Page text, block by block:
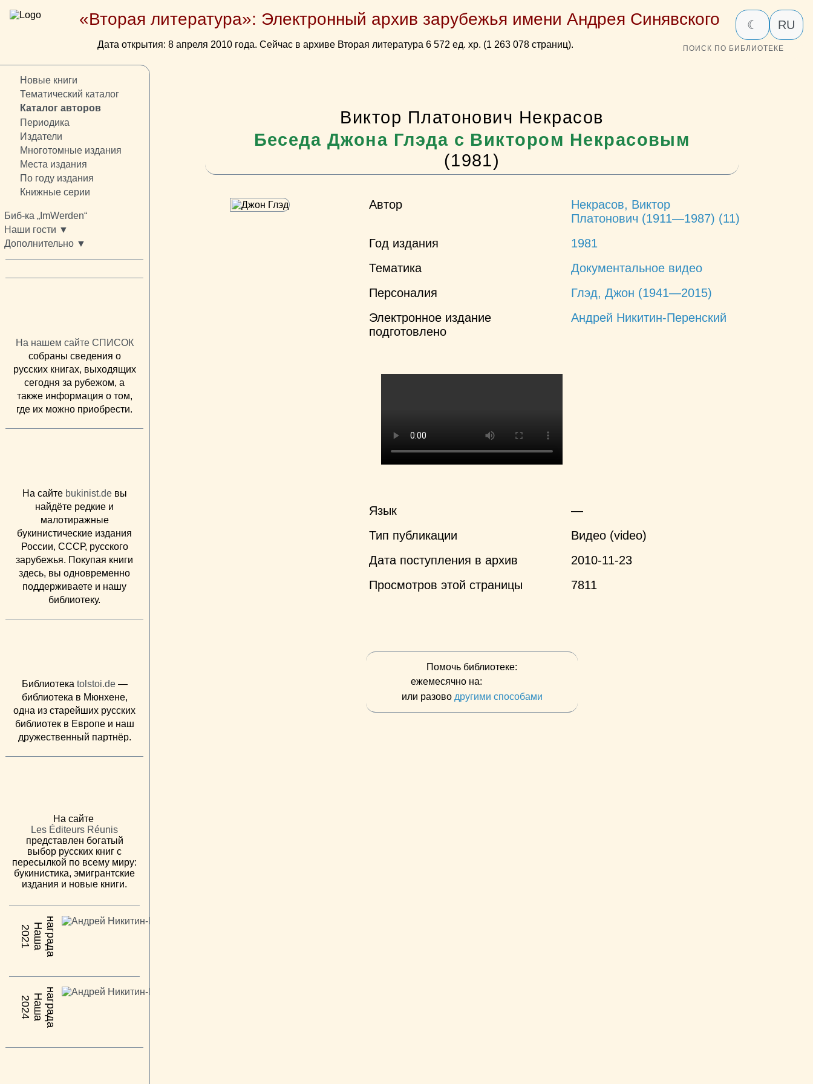
«Вторая литература»: Электронный архив зарубежья имени Андрея Синявского
Дата открытия: 8 апреля 2010 года. Сейчас в архиве Вторая литература 6 572 ед. хр. (1 263 078 страниц).
☾ RU
ПОИСК ПО БИБЛИОТЕКЕ
Новые книги
Тематический каталог
Каталог авторов
Периодика
Издатели
Многотомные издания
Места издания
По году издания
Книжные серии
Биб-ка „ImWerden“
Наши гости ▼
Дополнительно ▼
На нашем сайте СПИСОК
собраны сведения о
русских книгах, выходящих
сегодня за рубежом, а
также информация о том,
где их можно приобрести.
На сайте bukinist.deвы
найдёте редкие и
малотиражные
букинистические издания
России, СССР, русского
зарубежья. Покупая книги
здесь, вы одновременно
поддерживаете и нашу
библиотеку.
Библиотека tolstoi.de—
библиотека в Мюнхене,
одна из старейших русских
библиотек в Европе и наш
дружественный партнёр.
На сайте
Les Éditeurs Réunis
представлен богатый
выбор русских книг с
пересылкой по всему миру:
букинистика, эмигрантские
издания и новые книги.
2021 Н
а
ш
ан
а
г
р
а
да
2024 Н
а
ш
ан
а
г
р
а
да
Виктор Платонович Некрасов
Беседа Джона Глэда с Виктором Некрасовым
(1981)
Автор
Некрасов, Виктор
Платонович (1911—1987) (11)
Год издания
1981
Тематика
Документальное видео
Персоналия
Глэд, Джон (1941—2015)
Электронное издание
подготовлено
Андрей Никитин-Перенский
Язык
—
Тип публикации
Видео (video)
Дата поступления в архив
2010-11-23
Просмотров этой страницы
7811
Помочь библиотеке:
ежемесячно на:
или разово другими способами